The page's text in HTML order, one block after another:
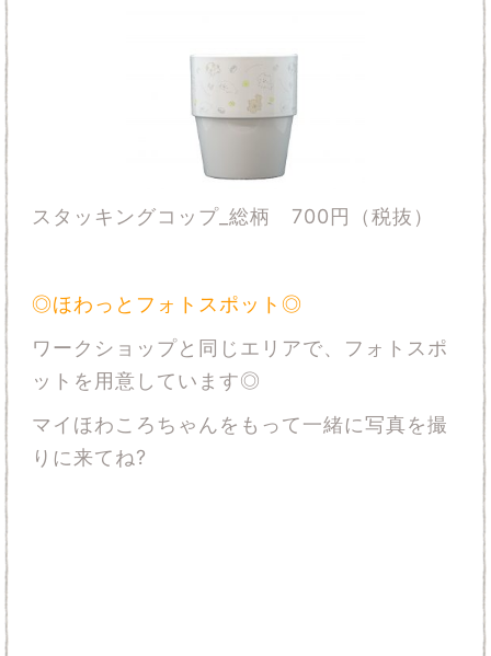
スタッキングコップ_総柄 700円（税抜）
◎ほわっとフォトスポット◎
ワークショップと同じエリアで、フォトスポ
ットを用意しています◎
マイほわころちゃんをもって一緒に写真を撮
りに来てね?